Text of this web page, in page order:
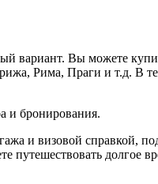
вариант. Вы можете
Рима, Праги и т.д. В
и бронирования.
и визовой справкой,
путешествовать долгое